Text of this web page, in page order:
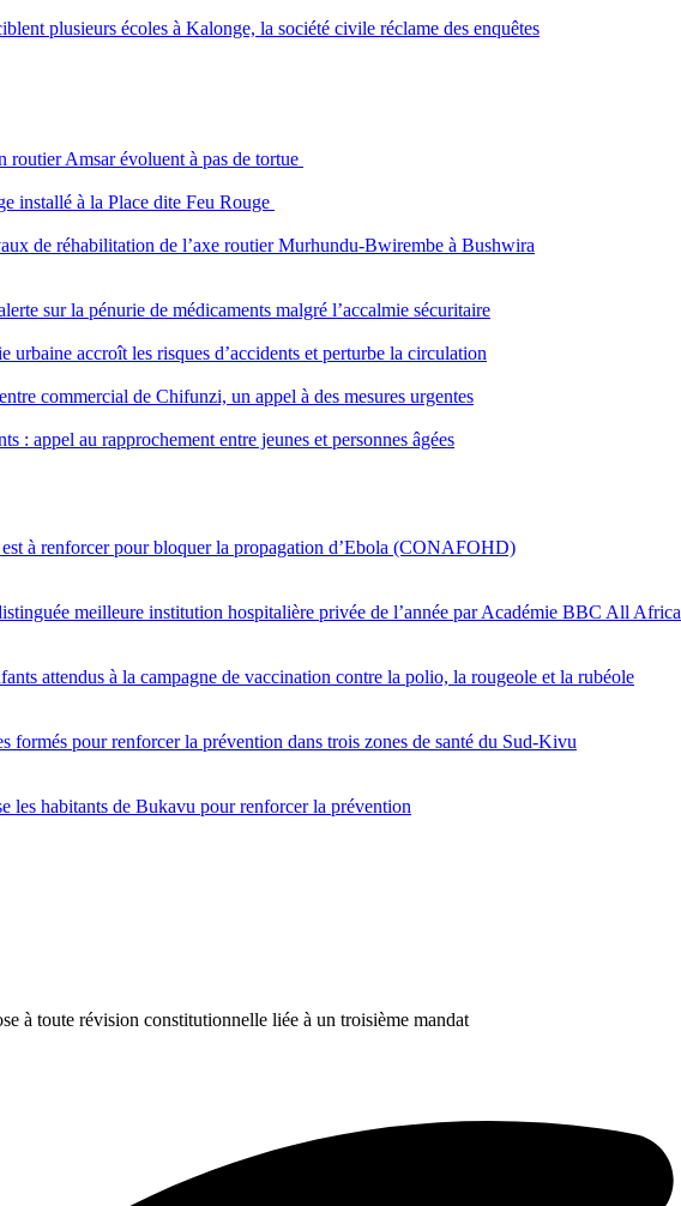
plusieurs écoles à Kalonge, la société civile réclame des enquêtes
routier Amsar évoluent à pas de tortue
installé à la Place dite Feu Rouge
de réhabilitation de l’axe routier Murhundu-Bwirembe à Bushwira
sur la pénurie de médicaments malgré l’accalmie sécuritaire
accroît les risques d’accidents et perturbe la circulation
commercial de Chifunzi, un appel à des mesures urgentes
: appel au rapprochement entre jeunes et personnes âgées
à renforcer pour bloquer la propagation d’Ebola (CONAFOHD)
meilleure institution hospitalière privée de l’année par Académie BBC All Africa
attendus à la campagne de vaccination contre la polio, la rougeole et la rubéole
formés pour renforcer la prévention dans trois zones de santé du Sud-Kivu
les habitants de Bukavu pour renforcer la prévention
à toute révision constitutionnelle liée à un troisième mandat